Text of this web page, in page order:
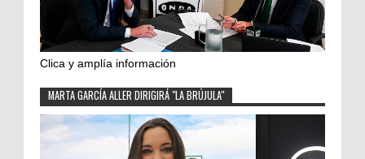
Clica y amplía información
MARTA GARCÍA ALLER DIRIGIRÁ "LA BRÚJULA"